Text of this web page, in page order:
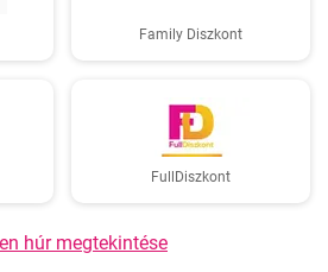
Family Diszkont
FullDiszkont
húr megtekintése